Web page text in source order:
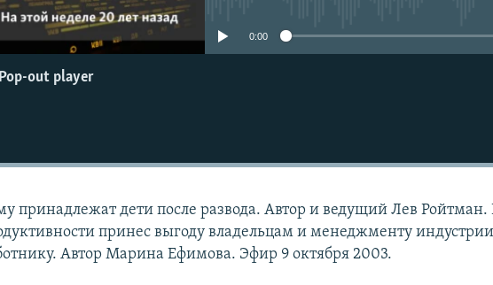
0:00
Pop-out player
принадлежат дети после развода. Автор и ведущий Лев Ройтман.
принес выгоду владельцам и менеджменту
Автор Марина Ефимова. Эфир 9 октября 2003.